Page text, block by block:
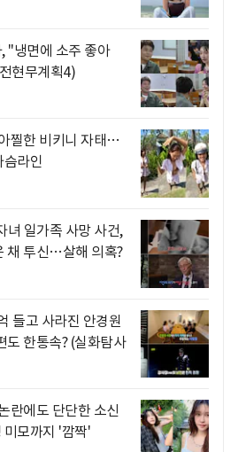
"냉면에 소주 좋아
현무계획4)
찔한 비키니 자태…
슴라인
녀 일가족 사망 사건,
채 투신…살해 의혹?
들고 사라진 안경원
도 한통속? (실화탐사
란에도 단단한 소신
모까지 '깜짝'